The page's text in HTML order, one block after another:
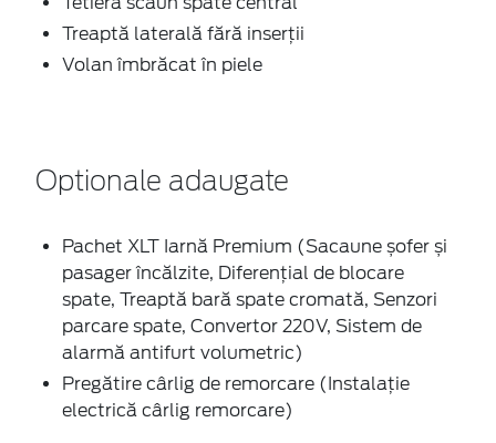
Treaptă laterală fără inserții
Volan îmbrăcat în piele
Optionale adaugate
Pachet XLT Iarnă Premium (Sacaune șofer și
pasager încălzite, Diferențial de blocare
spate, Treaptă bară spate cromată, Senzori
parcare spate, Convertor 220V, Sistem de
alarmă antifurt volumetric)
Pregătire cârlig de remorcare (Instalație
electrică cârlig remorcare)